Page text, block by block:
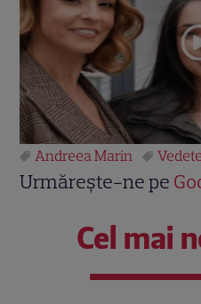
Andreea Marin
Urmărește-ne pe
Cel mai